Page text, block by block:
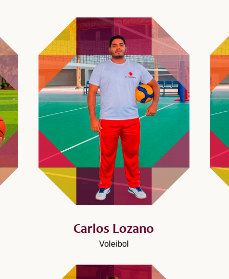
Carlos Lozano
Voleibol